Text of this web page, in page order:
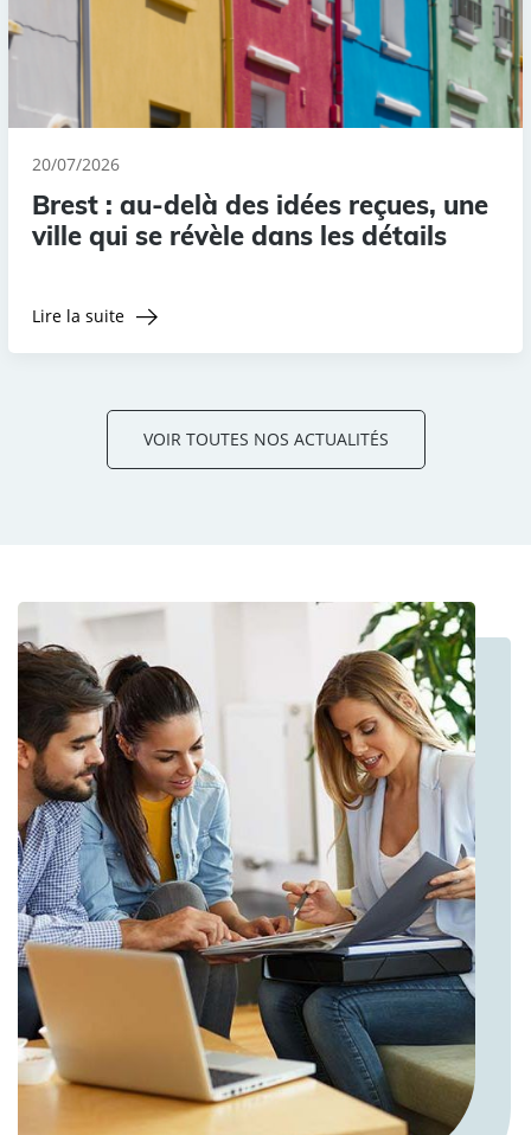
20/07/2026
Brest : au-delà des idées reçues, une
ville qui se révèle dans les détails
Lire la suite
VOIR TOUTES NOS ACTUALITÉS